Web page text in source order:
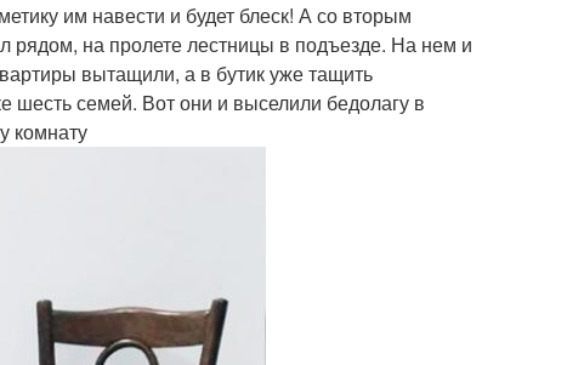
им навести и будет блеск! А со вторым
рядом, на пролете лестницы в подъезде. На нем и
вытащили, а в бутик уже тащить
шесть семей. Вот они и выселили бедолагу в
комнату